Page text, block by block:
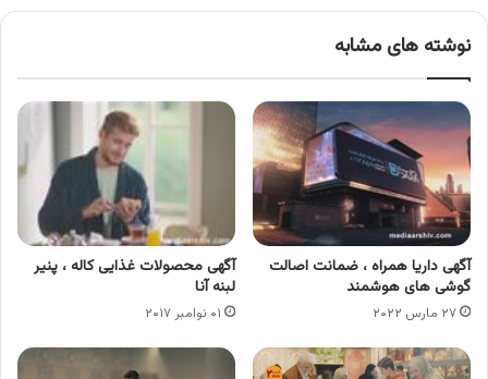
نوشته های مشابه
آگهی داریا همراه ، ضمانت اصالت
گوشی های هوشمند
۲۷ مارس ۲۰۲۲
آگهی محصولات غذایی کاله ، پنیر
لبنه آنا
۰۱ نوامبر ۲۰۱۷